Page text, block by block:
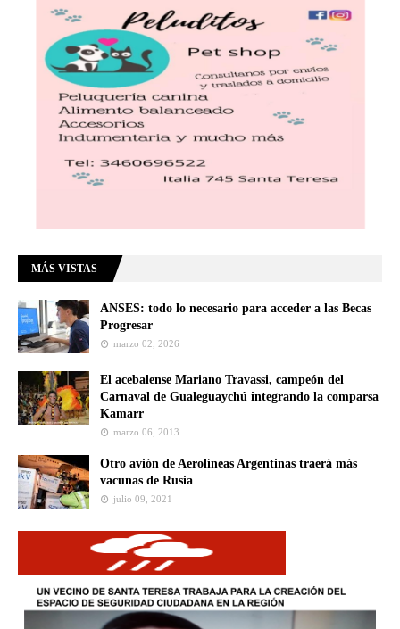
MÁS VISTAS
ANSES: todo lo necesario para acceder a las Becas
Progresar
marzo 02, 2026
El acebalense Mariano Travassi, campeón del
Carnaval de Gualeguaychú integrando la comparsa
Kamarr
marzo 06, 2013
Otro avión de Aerolíneas Argentinas traerá más
vacunas de Rusia
julio 09, 2021